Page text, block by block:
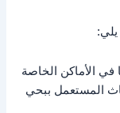
في الأماكن الخاصة
المستعمل ببحي